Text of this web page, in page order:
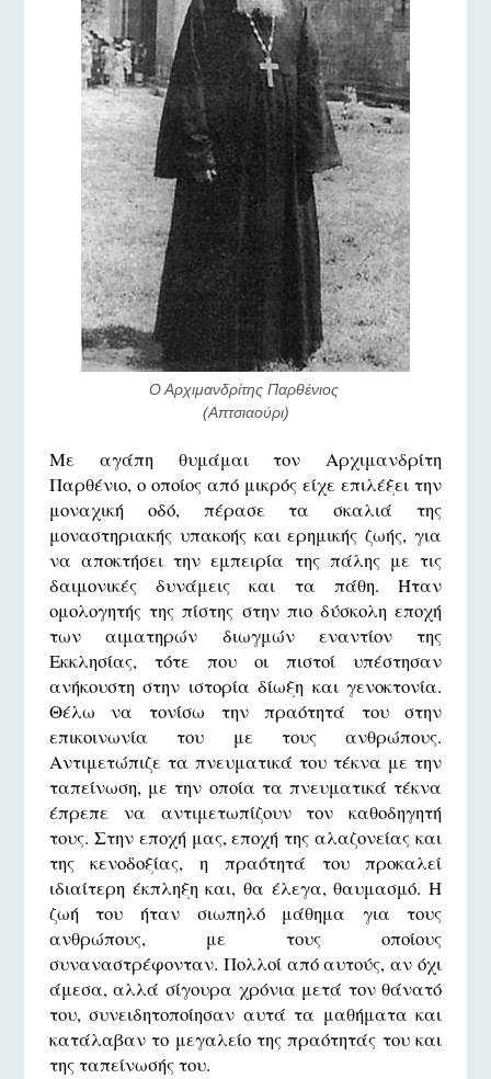
Ο Αρχιμανδρίτης Παρθένιος
(Απτσιαούρι)
Με αγάπη θυμάμαι τον Αρχιμανδρίτη
Παρθένιο, ο οποίος από μικρός είχε επιλέξει την
μοναχική οδό, πέρασε τα σκαλιά της
μοναστηριακής υπακοής και ερημικής ζωής, για
να αποκτήσει την εμπειρία της πάλης με τις
δαιμονικές δυνάμεις και τα πάθη. Ήταν
ομολογητής της πίστης στην πιο δύσκολη εποχή
των αιματηρών διωγμών εναντίον της
Εκκλησίας, τότε που οι πιστοί υπέστησαν
ανήκουστη στην ιστορία δίωξη και γενοκτονία.
Θέλω να τονίσω την πραότητά του στην
επικοινωνία του με τους ανθρώπους.
Αντιμετώπιζε τα πνευματικά του τέκνα με την
ταπείνωση, με την οποία τα πνευματικά τέκνα
έπρεπε να αντιμετωπίζουν τον καθοδηγητή
τους. Στην εποχή μας, εποχή της αλαζονείας και
της κενοδοξίας, η πραότητά του προκαλεί
ιδιαίτερη έκπληξη και, θα έλεγα, θαυμασμό. Η
ζωή του ήταν σιωπηλό μάθημα για τους
ανθρώπους, με τους οποίους
συναναστρέφονταν. Πολλοί από αυτούς, αν όχι
άμεσα, αλλά σίγουρα χρόνια μετά τον θάνατό
του, συνειδητοποίησαν αυτά τα μαθήματα και
κατάλαβαν το μεγαλείο της πραότητάς του και
της ταπείνωσής του.